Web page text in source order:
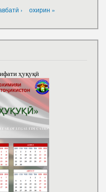
› охирин »
ҳуқуқӣ